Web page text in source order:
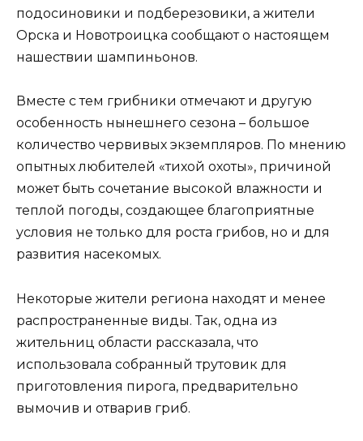
подосиновики и подберезовики, а жители
Орска и Новотроицка сообщают о настоящем
нашествии шампиньонов.
Вместе с тем грибники отмечают и другую
особенность нынешнего сезона – большое
количество червивых экземпляров. По мнению
опытных любителей «тихой охоты», причиной
может быть сочетание высокой влажности и
теплой погоды, создающее благоприятные
условия не только для роста грибов, но и для
развития насекомых.
Некоторые жители региона находят и менее
распространенные виды. Так, одна из
жительниц области рассказала, что
использовала собранный трутовик для
приготовления пирога, предварительно
вымочив и отварив гриб.